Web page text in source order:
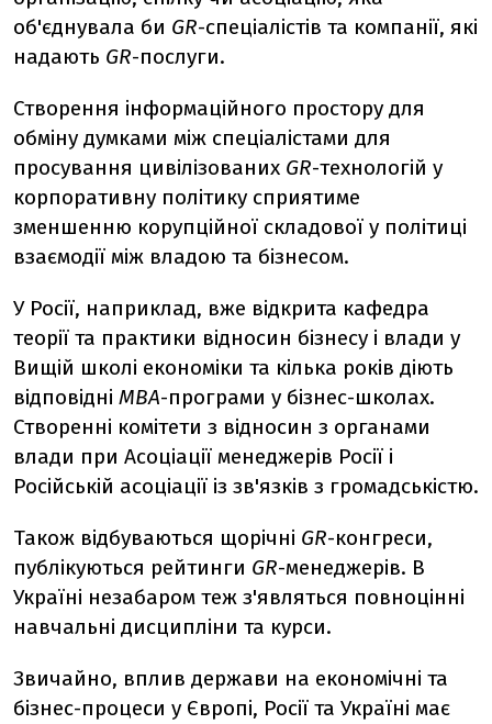
об'єднувала би GR-спеціалістів та компанії, які
надають GR-послуги.
Створення інформаційного простору для
обміну думками між спеціалістами для
просування цивілізованих GR-технологій у
корпоративну політику сприятиме
зменшенню корупційної складової у політиці
взаємодії між владою та бізнесом.
У Росії, наприклад, вже відкрита кафедра
теорії та практики відносин бізнесу і влади у
Вищій школі економіки та кілька років діють
відповідні МВА-програми у бізнес-школах.
Створенні комітети з відносин з органами
влади при Асоціації менеджерів Росії і
Російській асоціації із зв'язків з громадськістю.
Також відбуваються щорічні GR-конгреси,
публікуються рейтинги GR-менеджерів. В
Україні незабаром теж з'являться повноцінні
навчальні дисципліни та курси.
Звичайно, вплив держави на економічні та
бізнес-процеси у Європі, Росії та Україні має